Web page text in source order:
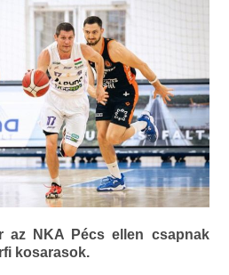
az NKA Pécs ellen csapnak
kosarasok.